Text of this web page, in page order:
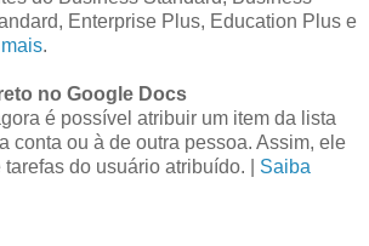
Enterprise Plus, Education Plus e
.
no Google Docs
é possível atribuir um item da lista
conta ou à de outra pessoa. Assim, ele
do usuário atribuído. | Saiba